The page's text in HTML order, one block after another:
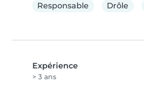
Responsable
Drôle
Expérience
> 3 ans